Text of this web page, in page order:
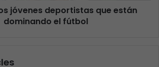
jóvenes deportistas que están
dominando el fútbol